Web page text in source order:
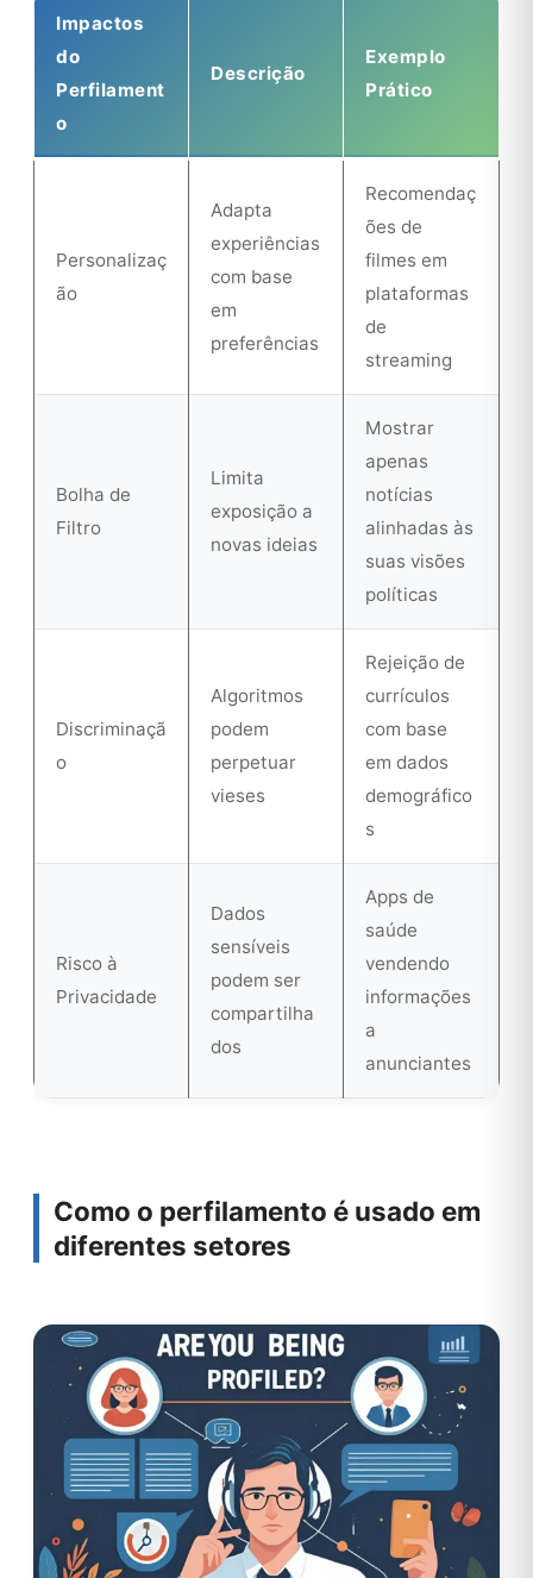
Impactos
do
Perfilament
o
Descrição
Exemplo
Prático
Personalizaç
ão
Adapta
experiências
com base
em
preferências
Recomendaç
ões de
filmes em
plataformas
de
streaming
Bolha de
Filtro
Limita
exposição a
novas ideias
Mostrar
apenas
notícias
alinhadas às
suas visões
políticas
Discriminaçã
o
Algoritmos
podem
perpetuar
vieses
Rejeição de
currículos
com base
em dados
demográfico
s
Risco à
Privacidade
Dados
sensíveis
podem ser
compartilha
dos
Apps de
saúde
vendendo
informações
a
anunciantes
Como o perfilamento é usado em
diferentes setores